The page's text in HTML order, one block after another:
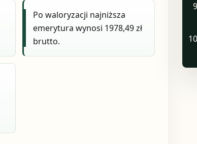
Po waloryzacji najniższa
emerytura wynosi 1978,49 zł
brutto.